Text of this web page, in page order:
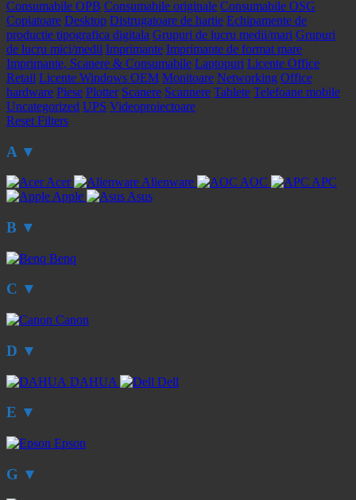
Consumabile OPB Consumabile originale Consumabile OSG
Copiatoare Desktop Distrugatoare de hartie Echipamente de
productie tipografica digitala Grupuri de lucru medii/mari Grupuri
de lucru mici/medii Imprimante Imprimante de format mare
Imprimante, Scanere & Consumabile Laptopuri Licente Office
Retail Licente Windows OEM Monitoare Networking Office
hardware Piese Plotter Scanere Scannere Tablete Telefoane mobile
Uncategorized UPS Videoproiectoare
Reset Filters
A ▼
Acer Alienware AOC
APC
Apple
Asus
B ▼
Benq
C ▼
Canon
D ▼
DAHUA Dell
E ▼
Epson
G ▼